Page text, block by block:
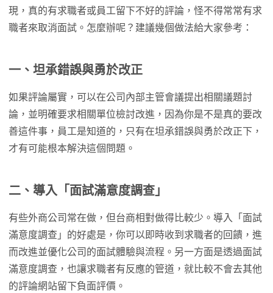
現，真的有求職者或員工留下不好的評論，怪不得常常有求
職者來取消面試。怎麼辦呢？建議幾個做法給大家參考：
一、坦承錯誤與勇於改正
如果評論屬實，可以在公司內部主管會議提出相關議題討
論，並明確要求相關單位檢討改進，因為你是不是真的要改
善這件事，員工是知道的，只有在坦承錯誤與勇於改正下，
才有可能根本解決這個問題。
二、導入「面試滿意度調查」
有些外商公司常在做，但台商相對做得比較少。導入「面試
滿意度調查」的好處是，你可以即時收到求職者的回饋，進
而改進並優化公司的面試體驗與流程。另一方面是透過面試
滿意度調查，也讓求職者有反應的管道，就比較不會去其他
的評論網站留下負面評價。